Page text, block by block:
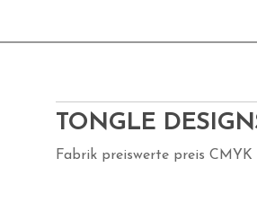
TONGLE
Fabrik preiswerte preis